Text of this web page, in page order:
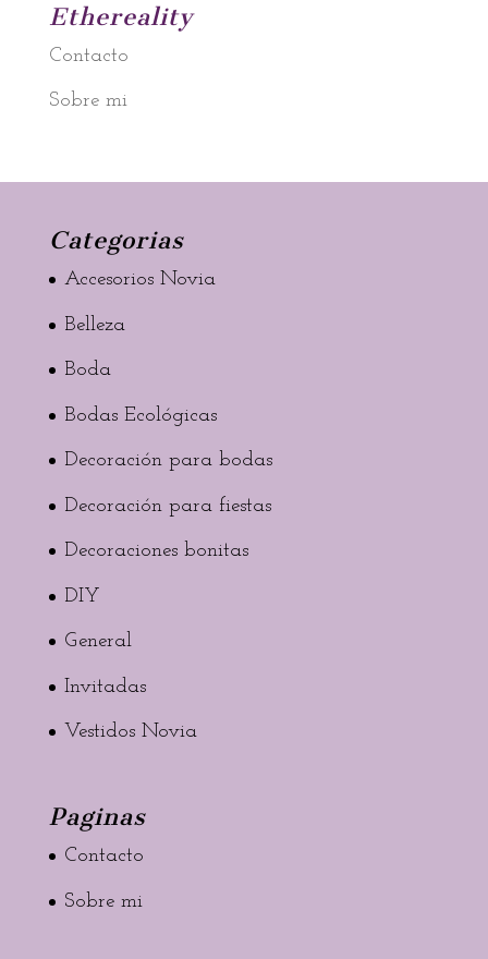
Ethereality
Contacto
Sobre mi
Categorias
Accesorios Novia
Belleza
Boda
Bodas Ecológicas
Decoración para bodas
Decoración para fiestas
Decoraciones bonitas
DIY
General
Invitadas
Vestidos Novia
Paginas
Contacto
Sobre mi